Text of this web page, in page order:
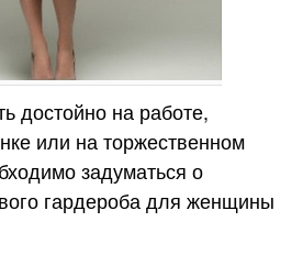
достойно на работе,
или на торжественном
задуматься о
гардероба для женщины